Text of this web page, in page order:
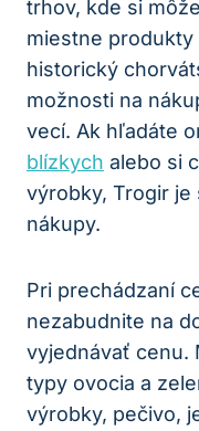
trhov, kde si
miestne produkty
historický
možnosti na
vecí. Ak hľadáte
blízkych alebo si
výrobky, Trogir je
nákupy.
Pri prechádzaní
nezabudnite na
vyjednávať cenu.
typy ovocia a
výrobky, pečivo,